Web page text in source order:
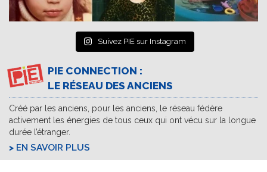
Suivez PIE sur Instagram
PIE CONNECTION :
LE RÉSEAU DES ANCIENS
Créé par les anciens, pour les anciens, le réseau fédère
activement les énergies de tous ceux qui ont vécu sur la longue
durée l’étranger.
EN SAVOIR PLUS